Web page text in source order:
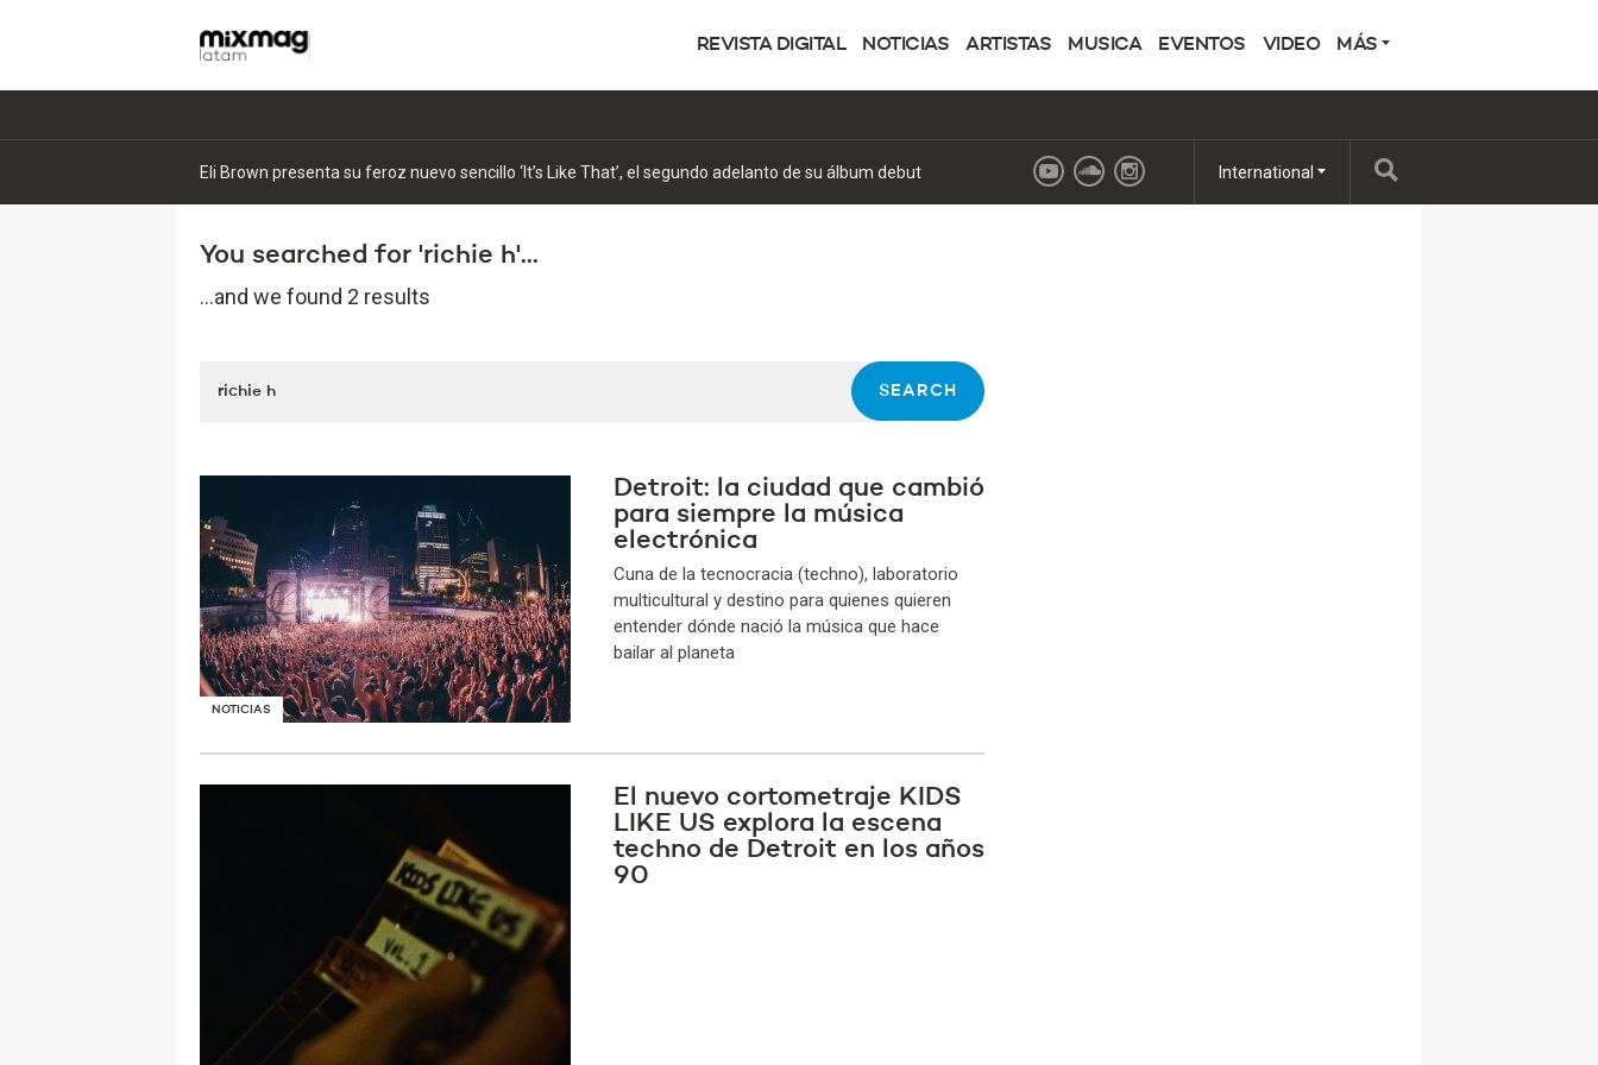
REVISTA DIGITAL NOTICIAS ARTISTAS MUSICA EVENTOS VIDEO MÁS
International
You searched for 'richie h'...
...and we found 2 results
NOTICIAS
Detroit: la ciudad que cambió
para siempre la música
electrónica
Cuna de la tecnocracia (techno), laboratorio
multicultural y destino para quienes quieren
entender dónde nació la música que hace
bailar al planeta
El nuevo cortometraje KIDS
LIKE US explora la escena
techno de Detroit en los años
90